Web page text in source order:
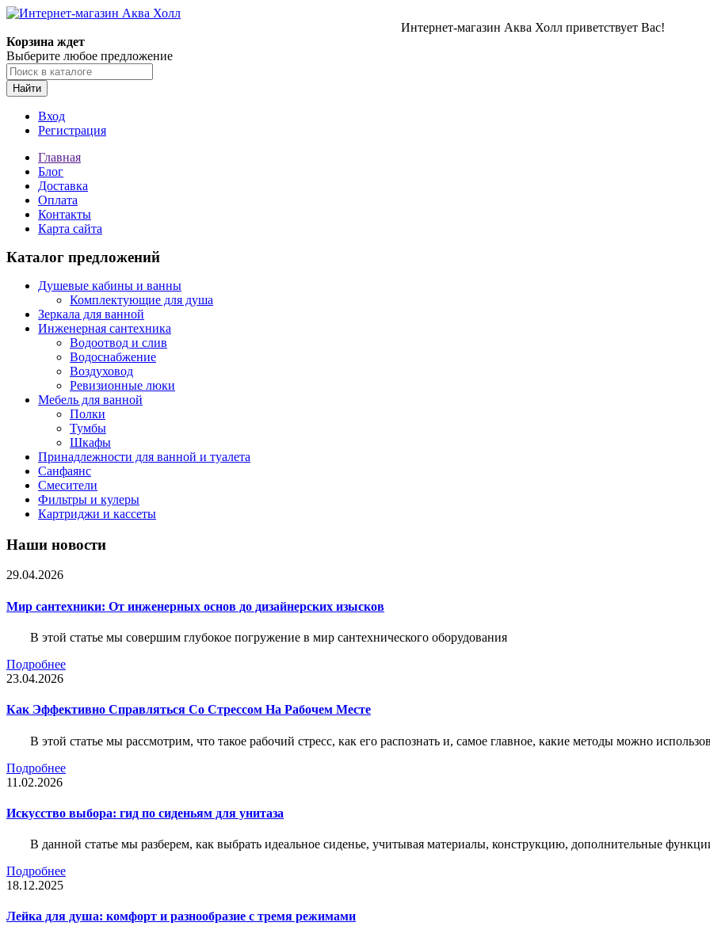
Интернет-магазин Аква Холл приветствует Вас!
Корзина ждет
Выберите любое предложение
Найти
Вход
Регистрация
Главная
Блог
Доставка
Оплата
Контакты
Карта сайта
Каталог предложений
Душевые кабины и ванны
Комплектующие для душа
Зеркала для ванной
Инженерная сантехника
Водоотвод и слив
Водоснабжение
Воздуховод
Ревизионные люки
Мебель для ванной
Полки
Тумбы
Шкафы
Принадлежности для ванной и туалета
Санфаянс
Смесители
Фильтры и кулеры
Картриджи и кассеты
Наши новости
29.04.2026
Мир сантехники: От инженерных основ до дизайнерских изысков
В этой статье мы совершим глубокое погружение в мир сантехнического оборудования
Подробнее
23.04.2026
Как Эффективно Справляться Со Стрессом На Рабочем Месте
В этой статье мы рассмотрим, что такое рабочий стресс, как его распознать и, самое главное, какие методы можно
Подробнее
11.02.2026
Искусство выбора: гид по сиденьям для унитаза
В данной статье мы разберем, как выбрать идеальное сиденье, учитывая материалы, конструкцию, дополнительные
Подробнее
18.12.2025
Лейка для душа: комфорт и разнообразие с тремя режимами